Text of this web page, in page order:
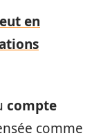
en
compte
comme